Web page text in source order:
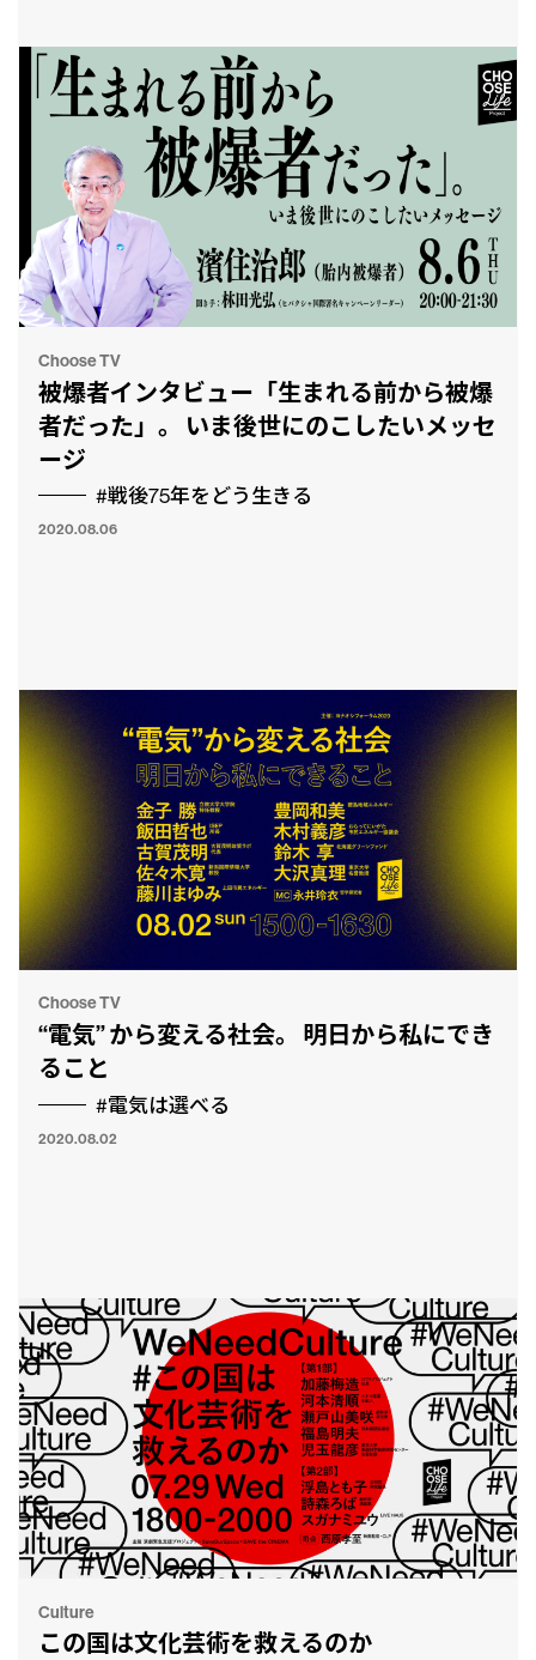
Choose TV
被爆者インタビュー「生まれる前から被爆
者だった」。 いま後世にのこしたいメッセ
ージ
#戦後75年をどう生きる
2020.08.06
Choose TV
“電気” から変える社会。 明日から私にでき
ること
#電気は選べる
2020.08.02
Culture
この国は文化芸術を救えるのか